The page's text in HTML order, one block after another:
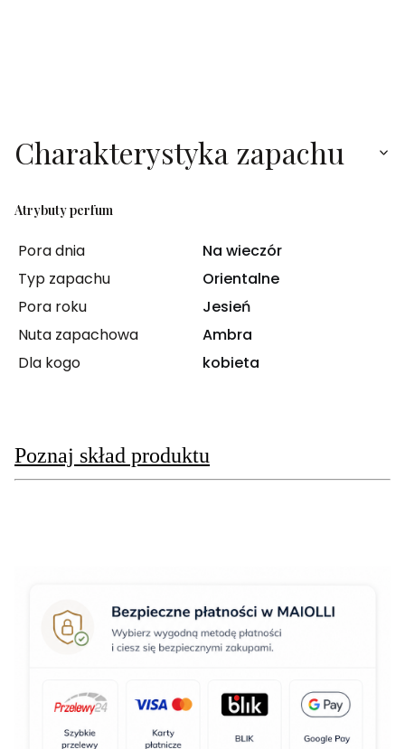
Charakterystyka zapachu
Atrybuty perfum
Pora dnia
Na wieczór
Typ zapachu
Orientalne
Pora roku
Jesień
Nuta zapachowa
Ambra
Dla kogo
kobieta
Poznaj skład produktu